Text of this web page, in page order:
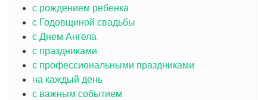
с рождением ребенка
с Годовщиной свадьбы
с Днем Ангела
с праздниками
с профессиональными праздниками
на каждый день
с важным событием